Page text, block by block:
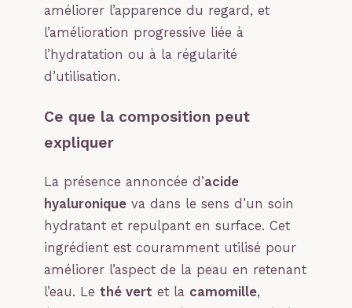
améliorer l’apparence du regard, et
l’amélioration progressive liée à
l’hydratation ou à la régularité
d’utilisation.
Ce que la composition peut
expliquer
La présence annoncée d’acide
hyaluronique va dans le sens d’un soin
hydratant et repulpant en surface. Cet
ingrédient est couramment utilisé pour
améliorer l’aspect de la peau en retenant
l’eau. Le thé vert et la camomille,